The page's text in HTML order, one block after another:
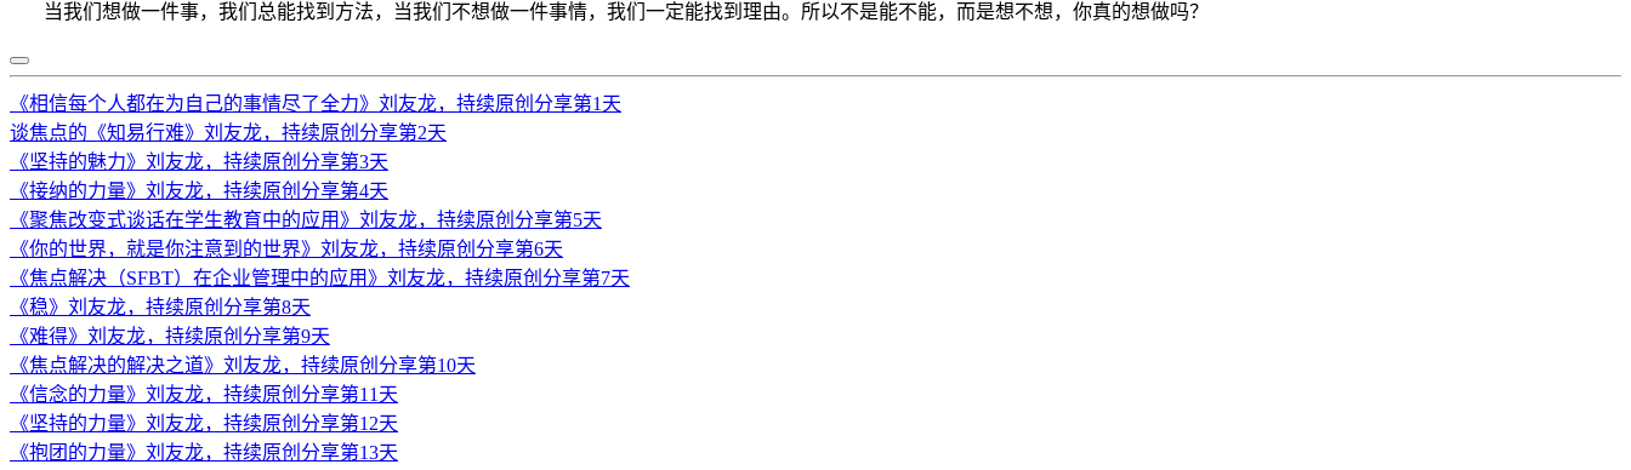
当我们想做一件事，我们总能找到方法，当我们不想做一件事情，我们一定能找到理由。所以不是能不能，而是想不想，你真的想做吗？
《相信每个人都在为自己的事情尽了全力》刘友龙，持续原创分享第1天
谈焦点的《知易行难》刘友龙，持续原创分享第2天
《坚持的魅力》刘友龙，持续原创分享第3天
《接纳的力量》刘友龙，持续原创分享第4天
《聚焦改变式谈话在学生教育中的应用》刘友龙，持续原创分享第5天
《你的世界，就是你注意到的世界》刘友龙，持续原创分享第6天
《焦点解决（SFBT）在企业管理中的应用》刘友龙，持续原创分享第7天
《稳》刘友龙，持续原创分享第8天
《难得》刘友龙，持续原创分享第9天
《焦点解决的解决之道》刘友龙，持续原创分享第10天
《信念的力量》刘友龙，持续原创分享第11天
《坚持的力量》刘友龙，持续原创分享第12天
《抱团的力量》刘友龙，持续原创分享第13天